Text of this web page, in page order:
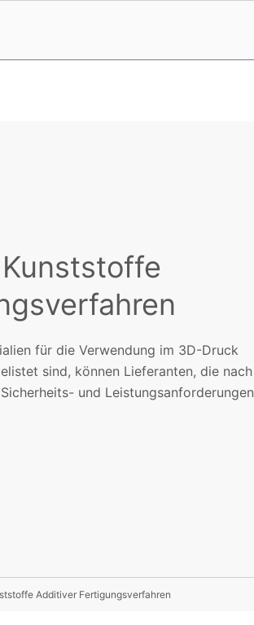
für die Verwendung im 3D-Druck
sind, können Lieferanten, die nach
und Leistungsanforderungen
Additiver Fertigungsverfahren